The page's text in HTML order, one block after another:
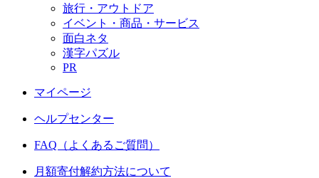
旅行・アウトドア
イベント・商品・サービス
面白ネタ
漢字パズル
PR
マイページ
ヘルプセンター
FAQ（よくあるご質問）
月額寄付解約方法について